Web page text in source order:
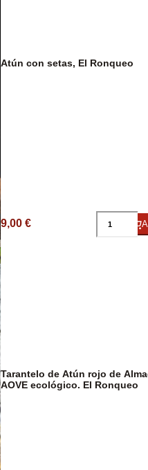
Otros aceites
Atún con setas, El Ronqueo
9,00 €
Tarantelo de Atún rojo de
AOVE ecológico. El Ronqueo